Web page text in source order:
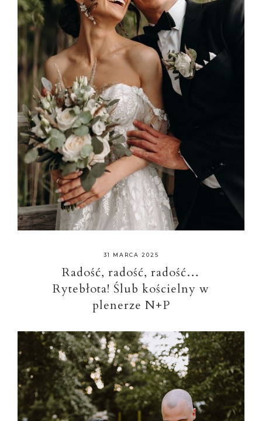
31 MARCA 2025
Radość, radość, radość…
Rytebłota! Ślub kościelny w
plenerze N+P